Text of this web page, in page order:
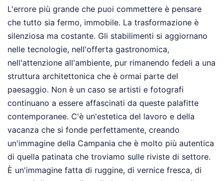
L'errore più grande che puoi commettere è pensare
che tutto sia fermo, immobile. La trasformazione è
silenziosa ma costante. Gli stabilimenti si aggiornano
nelle tecnologie, nell'offerta gastronomica,
nell'attenzione all'ambiente, pur rimanendo fedeli a una
struttura architettonica che è ormai parte del
paesaggio. Non è un caso se artisti e fotografi
continuano a essere affascinati da queste palafitte
contemporanee. C'è un'estetica del lavoro e della
vacanza che si fonde perfettamente, creando
un'immagine della Campania che è molto più autentica
di quella patinata che troviamo sulle riviste di settore.
È un'immagine fatta di ruggine, di vernice fresca, di